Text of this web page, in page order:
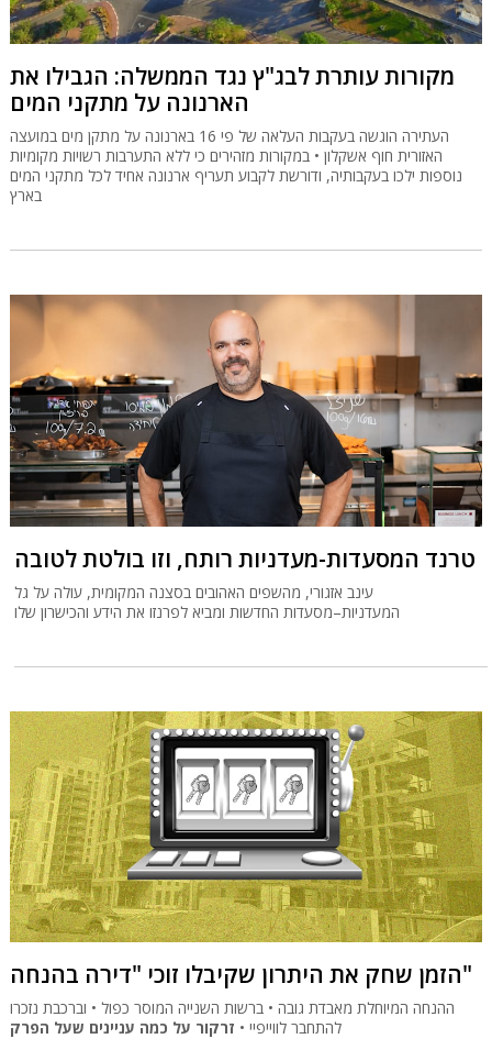
מקורות עותרת לבג"ץ נגד הממשלה: הגבילו את
הארנונה על מתקני המים
העתירה הוגשה בעקבות העלאה של פי 16 בארנונה על מתקן מים במועצה
האזורית חוף אשקלון • במקורות מזהירים כי ללא התערבות רשויות מקומיות
נוספות ילכו בעקבותיה, ודורשת לקבוע תעריף ארנונה אחיד לכל מתקני המים
בארץ
טרנד המסעדות-מעדניות רותח, וזו בולטת לטובה
עינב אזגורי, מהשפים האהובים בסצנה המקומית, עולה על גל
המעדניות–מסעדות החדשות ומביא לפרנזו את הידע והכישרון שלו
הזמן שחק את היתרון שקיבלו זוכי "דירה בהנחה"
ההנחה המיוחלת מאבדת גובה • ברשות השנייה המוסר כפול • וברכבת נזכרו
להתחבר לווייפיי • זרקור על כמה עניינים שעל הפרק